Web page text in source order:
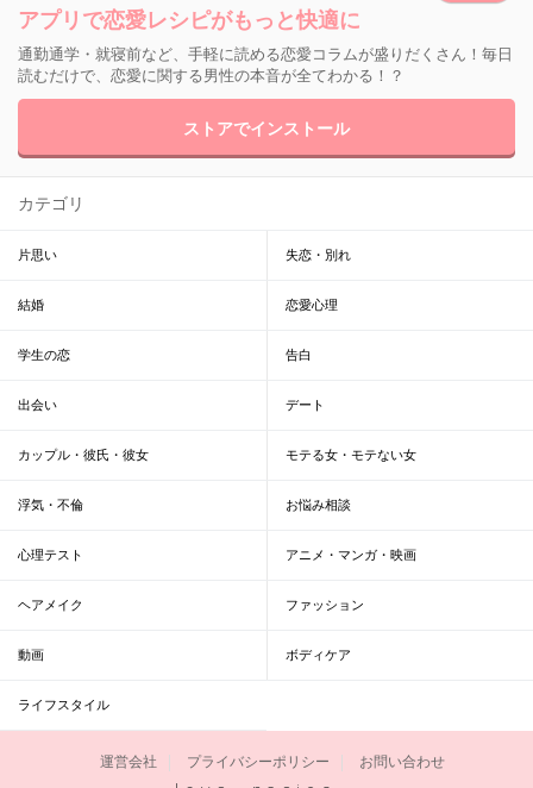
アプリで恋愛レシピがもっと快適に
通勤通学・就寝前など、手軽に読める恋愛コラムが盛りだくさん！毎日
読むだけで、恋愛に関する男性の本音が全てわかる！？
ストアでインストール
カテゴリ
片思い 失恋・別れ
結婚 恋愛心理
学生の恋 告白
出会い デート
カップル・彼氏・彼女 モテる女・モテない女
浮気・不倫 お悩み相談
心理テスト アニメ・マンガ・映画
ヘアメイク ファッション
動画 ボディケア
ライフスタイル
運営会社 プライバシーポリシー お問い合わせ